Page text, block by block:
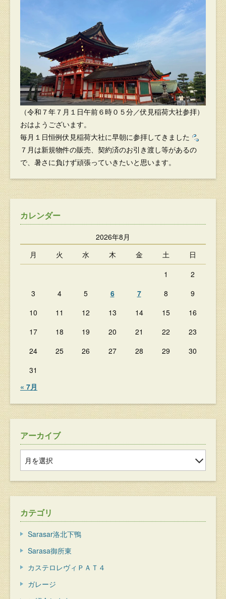
（令和７年７月１日午前６時０５分／伏見稲荷大社参拝）
おはようございます。
毎月１日恒例伏見稲荷大社に早朝に参拝してきました
７月は新規物件の販売、契約済のお引き渡し等があるの
で、暑さに負けず頑張っていきたいと思います。
カレンダー
2026年8月
月
火 水 木 金 土
日
1
2
3
4 5 6 7 8
9
10
11 12 13 14 15
16
17
18 19 20 21 22
23
24
25 26 27 28 29
30
31
« 7月
アーカイブ
カテゴリ
Sarasar洛北下鴨
Sarasa御所東
カステロレヴィＰＡＴ４
ガレージ